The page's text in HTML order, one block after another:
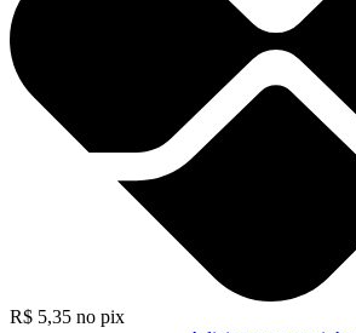
R$ 5,35 no pix